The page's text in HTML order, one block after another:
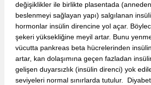
değişiklikler ile birlikte plasentada
beslenmeyi sağlayan yapı) salgılanan
hormonlar insülin direncine yol açar.
şekeri yüksekliğine meyil artar. Bunu
vücutta pankreas beta hücrelerinden insülin
artar, kan dolaşımına geçen fazladan
gelişen duyarsızlık (insülin direnci) yok
seviyeleri normal sınırlarda tutulur.